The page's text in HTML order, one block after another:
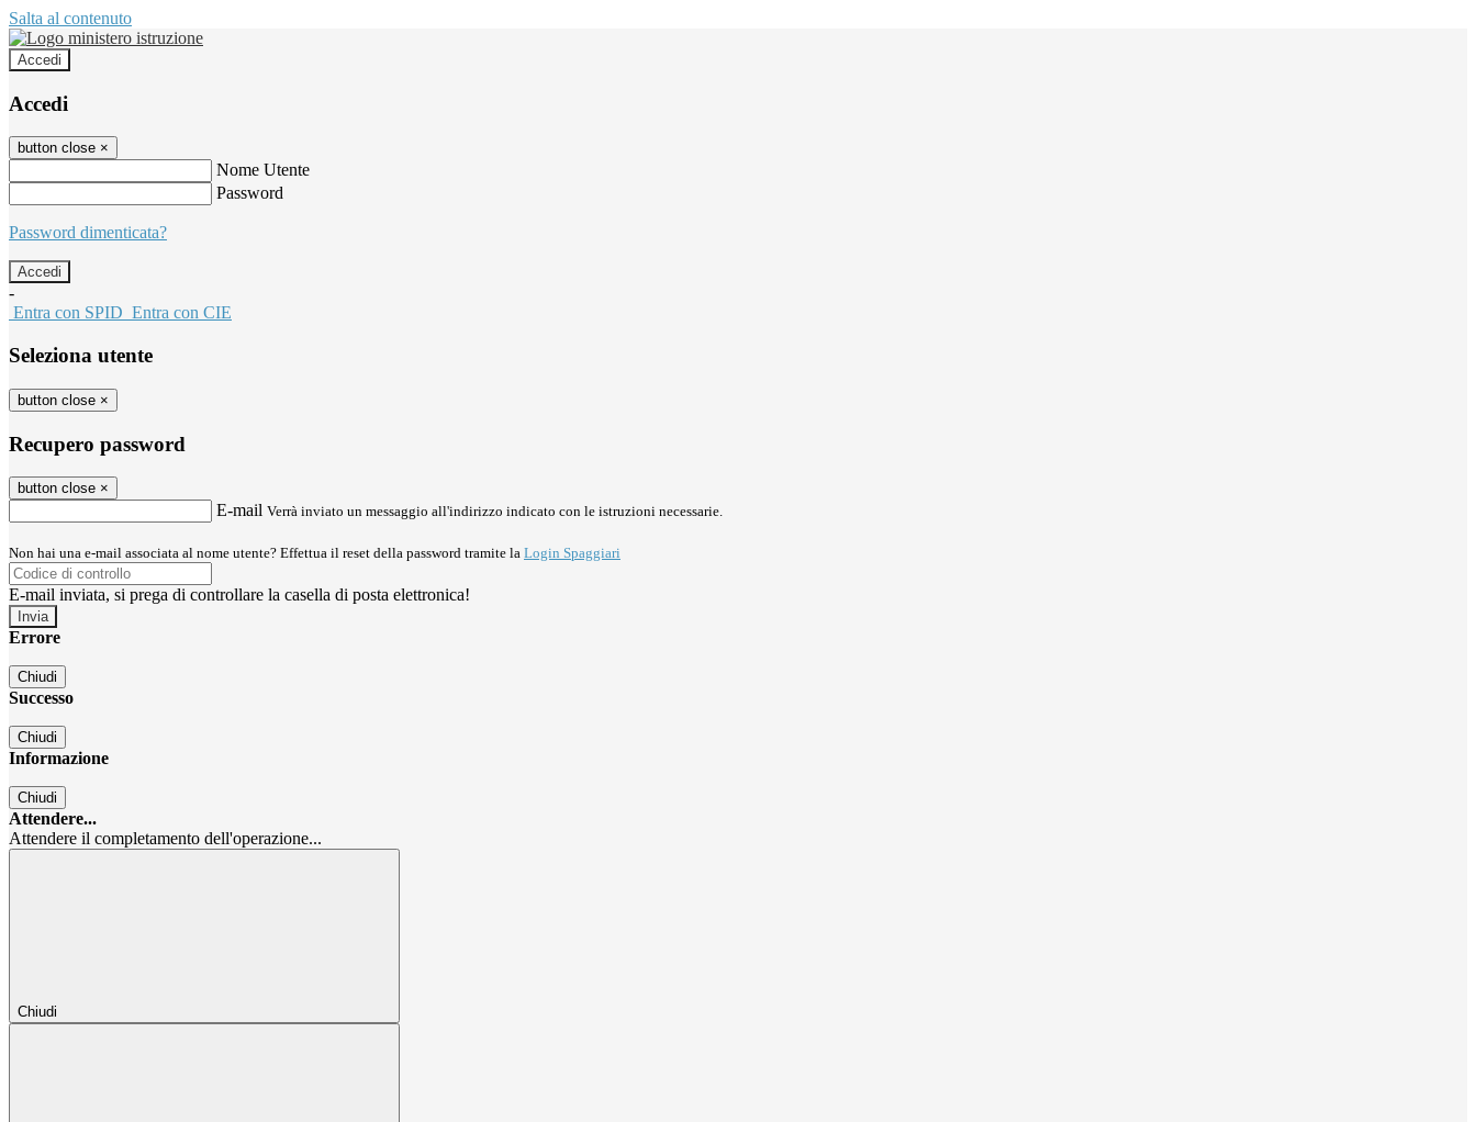
Salta al contenuto
Accedi
Accedi
button close ×
Nome Utente
Password
Password dimenticata?
-
Entra con SPID Entra con CIE
Seleziona utente
button close ×
Recupero password
button close ×
E-mail Verrà inviato un messaggio all'indirizzo indicato con le istruzioni necessarie.
Non hai una e-mail associata al nome utente? Effettua il reset della password tramite la Login Spaggiari
E-mail inviata, si prega di controllare la casella di posta elettronica!
Errore
Chiudi
Successo
Chiudi
Informazione
Chiudi
Attendere...
Attendere il completamento dell'operazione...
Chiudi